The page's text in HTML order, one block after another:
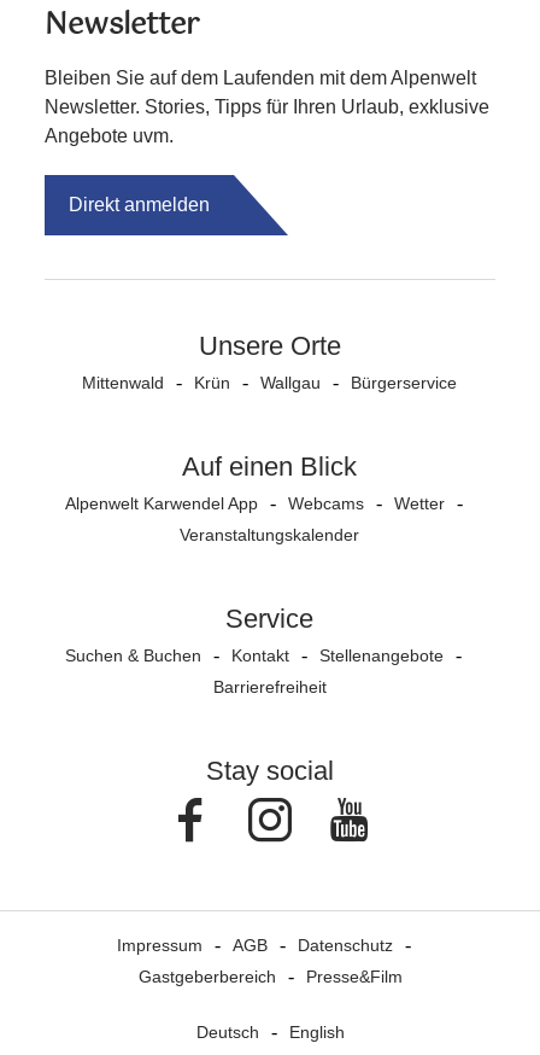
Newsletter
Bleiben Sie auf dem Laufenden mit dem Alpenwelt
Newsletter. Stories, Tipps für Ihren Urlaub, exklusive
Angebote uvm.
Direkt anmelden
Unsere Orte
Mittenwald Krün Wallgau Bürgerservice
Auf einen Blick
Alpenwelt Karwendel App Webcams
Wetter
Veranstaltungs­kalender
Service
Suchen & Buchen Kontakt
Stellenangebote
Barrierefreiheit
Stay social
FacebookInstagram
Impressum AGB
Datenschutz
Gastgeberbereich
Presse&Film
Deutsch English